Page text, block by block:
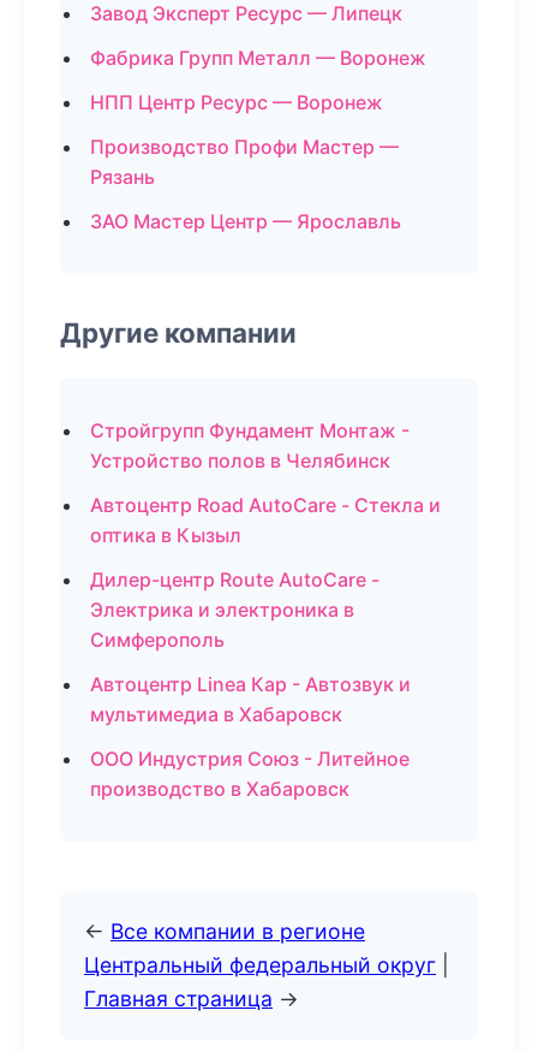
Завод Эксперт Ресурс — Липецк
Фабрика Групп Металл — Воронеж
НПП Центр Ресурс — Воронеж
Производство Профи Мастер —
Рязань
ЗАО Мастер Центр — Ярославль
Другие компании
Стройгрупп Фундамент Монтаж -
Устройство полов в Челябинск
Автоцентр Road AutoCare - Стекла и
оптика в Кызыл
Дилер-центр Route AutoCare -
Электрика и электроника в
Симферополь
Автоцентр Linea Кар - Автозвук и
мультимедиа в Хабаровск
ООО Индустрия Союз - Литейное
производство в Хабаровск
← Все компании в регионе
Центральный федеральный округ
Главная страница →